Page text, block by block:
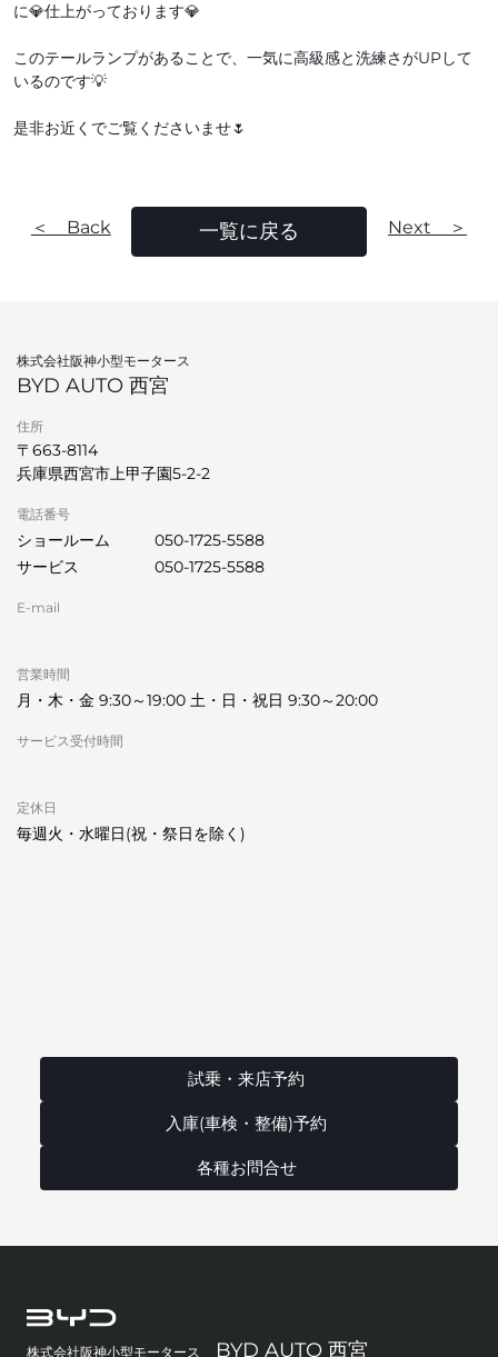
に💎仕上がっております💎
このテールランプがあることで、一気に高級感と洗練さがUPして
いるのです💡
是非お近くでご覧くださいませ🌷
＜ Back 一覧に戻る Next ＞
株式会社阪神小型モータース
BYD AUTO 西宮
住所
〒663-8114
兵庫県西宮市上甲子園5-2-2
電話番号
ショールーム
050-1725-5588
サービス
050-1725-5588
E-mail
営業時間
月・木・金 9:30～19:00 土・日・祝日 9:30～20:00
サービス受付時間
定休日
毎週火・水曜日(祝・祭日を除く)
試乗・来店予約
入庫(車検・整備)予約
各種お問合せ
株式会社阪神小型モータース BYD AUTO 西宮